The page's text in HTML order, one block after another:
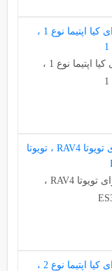
لنت ترمز دیسکی چرخ جلو مناسب برای کیا اپتیما نوع 1 ،
لنت ترمز دیسکی چرخ عقب مناسب برای تویوتا RAV4 ،